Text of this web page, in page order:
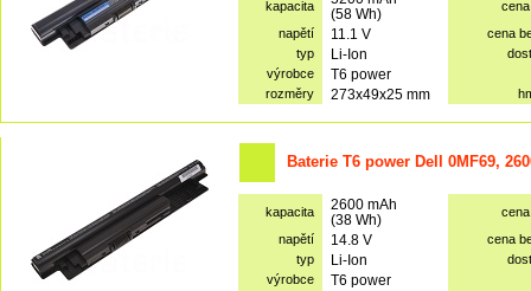
kapacita
(58 Wh)
napětí
11.1 V
cena
typ
Li-Ion
výrobce
T6 power
rozměry 273x49x25 mm
Baterie T6 power Dell 0MF69,
kapacita
2600 mAh
(38 Wh)
napětí
14.8 V
cena
typ
Li-Ion
výrobce
T6 power